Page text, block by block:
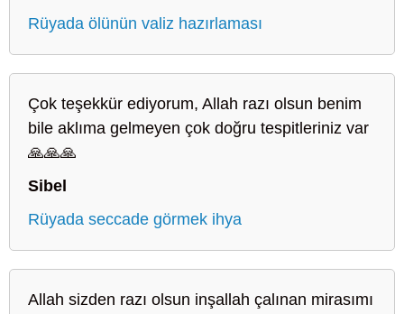
Rüyada ölünün valiz hazırlaması
Çok teşekkür ediyorum, Allah razı olsun benim
bile aklıma gelmeyen çok doğru tespitleriniz var
🙏🙏🙏
Sibel
Rüyada seccade görmek ihya
Allah sizden razı olsun inşallah çalınan mirasımı